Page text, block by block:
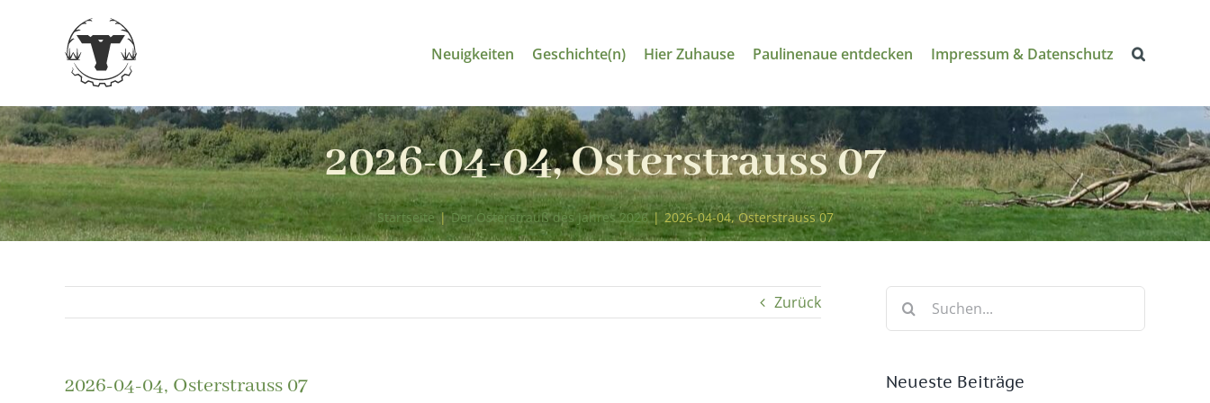
Neuigkeiten Geschichte(n) Hier Zuhause Paulinenaue entdecken Impressum & Datenschutz
2026-04-04, Osterstrauss 07
Startseite | Der Osterstrauß des Jahres 2026 | 2026-04-04, Osterstrauss 07
Zurück
2026-04-04, Osterstrauss 07
Suche
Neueste Beiträge